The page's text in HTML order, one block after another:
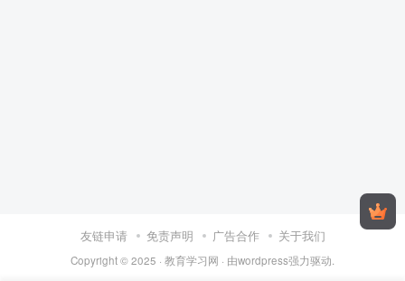
友链申请 免责声明 广告合作 关于我们
Copyright © 2025 · 教育学习网 · 由wordpress强力驱动.